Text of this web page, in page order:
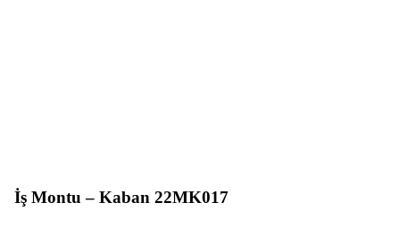
İş Montu – Kaban 22MK017